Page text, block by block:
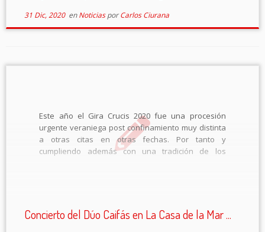
31 Dic, 2020enNoticiasporCarlos Ciurana
Este año el Gira Crucis 2020 fue una procesión
urgente veraniega post confinamiento muy distinta
a otras citas en otras fechas. Por tanto y
cumpliendo además con una tradición de los
Concierto del Dúo Caifás en La Casa de la Mar ...